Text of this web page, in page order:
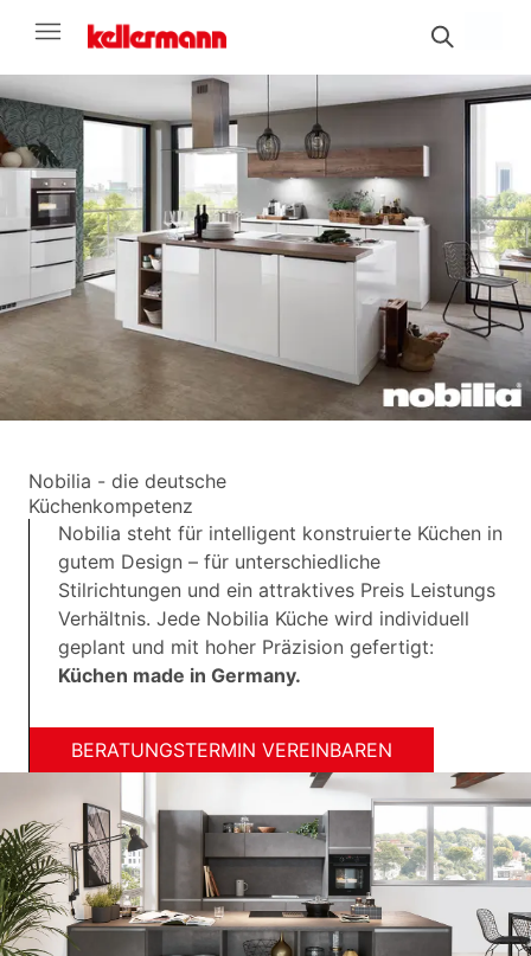
Nobilia - die deutsche
Küchenkompetenz
Nobilia steht für intelligent konstruierte Küchen in
gutem Design – für unterschiedliche
Stilrichtungen und ein attraktives Preis Leistungs
Verhältnis. Jede Nobilia Küche wird individuell
geplant und mit hoher Präzision gefertigt:
Küchen made in Germany.
BERATUNGSTERMIN VEREINBAREN